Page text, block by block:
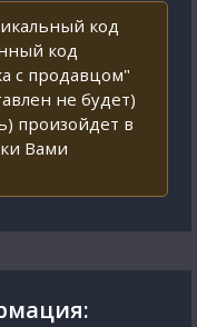
код
код
с продавцом"
не будет)
произойдет в
Вами